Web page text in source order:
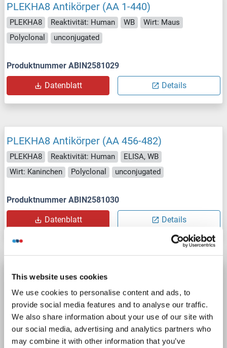
This website uses cookies
We use cookies to personalise content and ads, to
provide social media features and to analyse our traffic.
We also share information about your use of our site with
our social media, advertising and analytics partners who
may combine it with other information that you’ve
PLEKHA8 Antikörper (AA 1-440)
PLEKHA8 Reaktivität: Human WB
Wirt: Maus
Polyclonal
unconjugated
Produktnummer ABIN2581029
Datenblatt Details
PLEKHA8 Antikörper (AA 456-482)
PLEKHA8 Reaktivität: Human
ELISA, WB
Wirt: Kaninchen
Polyclonal unconjugated
Produktnummer ABIN2581030
Datenblatt Details
PLEKHA8 Antikörper (AA 456-482) (PE)
PLEKHA8 Reaktivität: Human
ELISA, WB
Wirt: Kaninchen
Polyclonal PE
Produktnummer ABIN1924581